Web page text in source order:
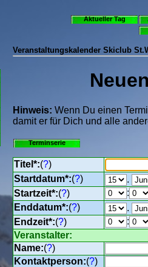
Aktueller Tag
Veranstaltungskalender Skiclub
Hinweis: Wenn Du einen
damit er für Dich und alle
Terminserie
Titel*:(?)
Startdatum*:(?)
.
Startzeit*:(?)
:
Enddatum*:(?)
.
Endzeit*:(?)
:
Veranstalter:
Name:(?)
Kontaktperson:(?)